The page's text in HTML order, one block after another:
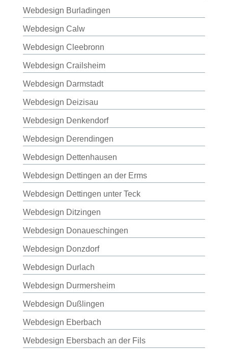
Webdesign Burladingen
Webdesign Calw
Webdesign Cleebronn
Webdesign Crailsheim
Webdesign Darmstadt
Webdesign Deizisau
Webdesign Denkendorf
Webdesign Derendingen
Webdesign Dettenhausen
Webdesign Dettingen an der Erms
Webdesign Dettingen unter Teck
Webdesign Ditzingen
Webdesign Donaueschingen
Webdesign Donzdorf
Webdesign Durlach
Webdesign Durmersheim
Webdesign Dußlingen
Webdesign Eberbach
Webdesign Ebersbach an der Fils